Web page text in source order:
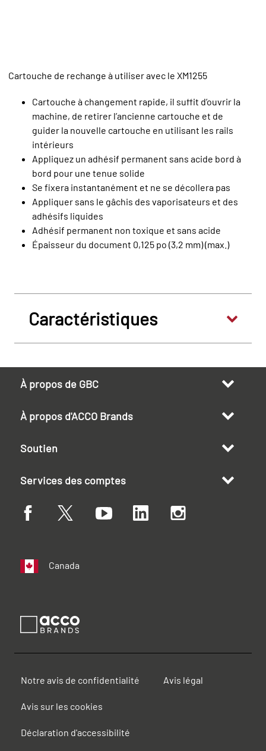
Cartouche de rechange à utiliser avec le XM1255
Cartouche à changement rapide, il suffit d’ouvrir la
machine, de retirer l’ancienne cartouche et de
guider la nouvelle cartouche en utilisant les rails
intérieurs
Appliquez un adhésif permanent sans acide bord à
bord pour une tenue solide
Se fixera instantanément et ne se décollera pas
Appliquer sans le gâchis des vaporisateurs et des
adhésifs liquides
Adhésif permanent non toxique et sans acide
Épaisseur du document 0,125 po (3,2 mm) (max.)
Caractéristiques
À propos de GBC
À propos d'ACCO Brands
Soutien
Services des comptes
Canada
Notre avis de confidentialité Avis légal
Avis sur les cookies
Déclaration d'accessibilité